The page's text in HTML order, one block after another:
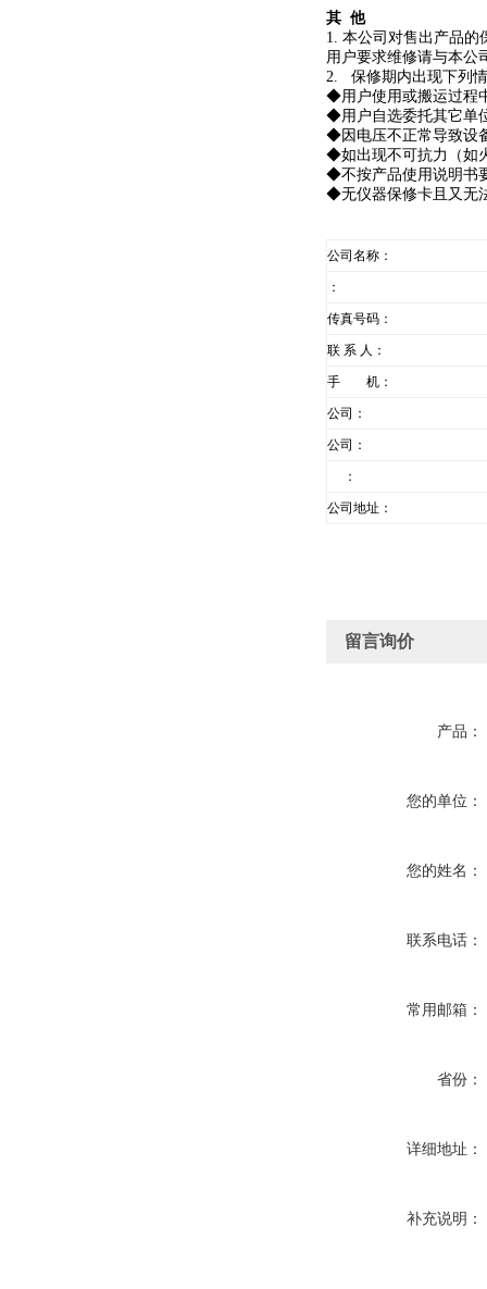
其 他
1. 本公司对售出产品的
用户要求维修请与本公
2. 保修期内出现下列
◆用户使用或搬运过程
◆用户自选委托其它单
◆因电压不正常导致设
◆如出现不可抗力（如
◆不按产品使用说明书
◆无仪器保修卡且又无
公司名称：
：
传真号码：
联 系 人：
手 机：
公司：
公司：
：
公司地址：
留言询价
产品：
您的单位：
您的姓名：
联系电话：
常用邮箱：
省份：
详细地址：
补充说明：